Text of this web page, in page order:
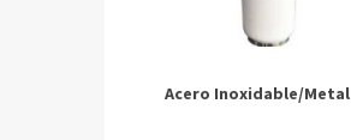
Acero Inoxidable/Metal